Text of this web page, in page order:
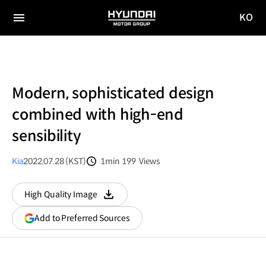
전체
HYUNDAI
MOTOR
KO
Modern, sophisticated design
combined with high-end
sensibility
Kia2022.07.28 (KST)
1min 199 Views
High Quality Image
다운로드
Add to Preferred Sources(opens
in